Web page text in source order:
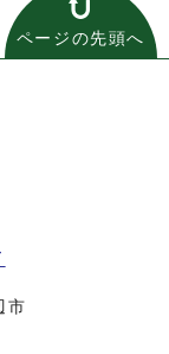
ページの先頭へ
市